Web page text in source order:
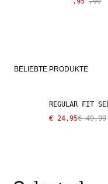
BELIEBTE PRODUKTE
SALE
REGULAR FIT
€ 24,95€ 49,99